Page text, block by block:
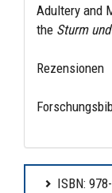
Adultery and
the Sturm
Rezensionen
ISBN: